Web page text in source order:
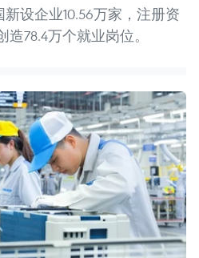
新设企业10.56万家，注册资
78.4万个就业岗位。